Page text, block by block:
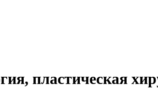
пластическая